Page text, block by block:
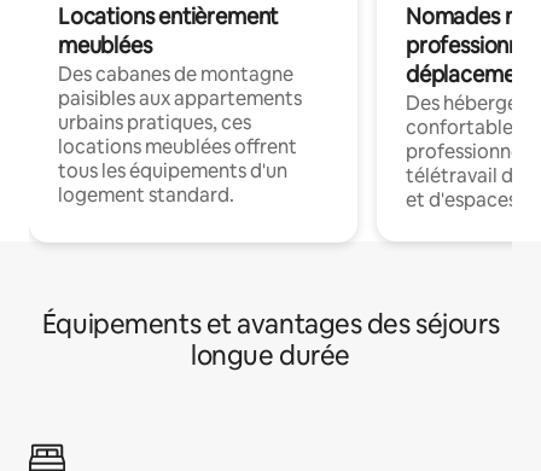
Locations entièrement
meublées
Des cabanes de montagne
paisibles aux appartements
urbains pratiques, ces
locations meublées offrent
tous les équipements d'un
logement standard.
Nomades
déplacement
Des
confortables
professionnels
télétravail
et d'espaces
Équipements et avantages des séjours
longue durée